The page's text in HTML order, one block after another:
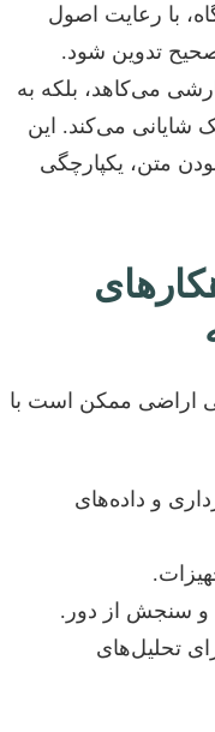
با رعایت اصول
تدوین شود.
می‌کاهد، بلکه به
شایانی می‌کند. این
متن، یکپارچگی
اراضی ممکن است با
و داده‌های
و سنجش از دور.
تحلیل‌های